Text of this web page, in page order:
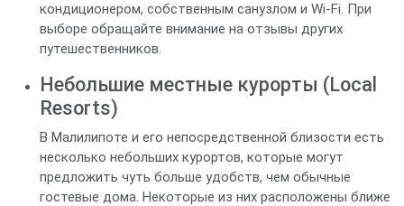
кондиционером, собственным санузлом и Wi-Fi. При
выборе обращайте внимание на отзывы других
путешественников.
Небольшие местные курорты (Local
Resorts)
В Малилипоте и его непосредственной близости есть
несколько небольших курортов, которые могут
предложить чуть больше удобств, чем обычные
гостевые дома. Некоторые из них расположены ближе